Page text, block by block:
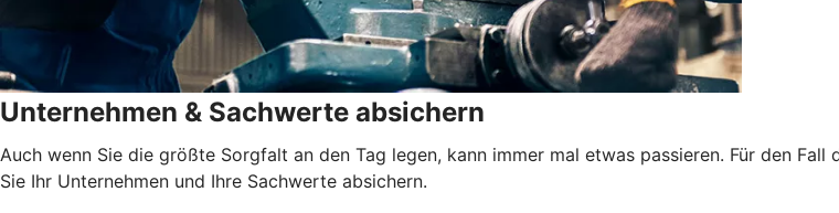
Unternehmen & Sachwerte absichern
Auch wenn Sie die größte Sorgfalt an den Tag legen, kann immer mal etwas passieren. Für den
Sie Ihr Unternehmen und Ihre Sachwerte absichern.